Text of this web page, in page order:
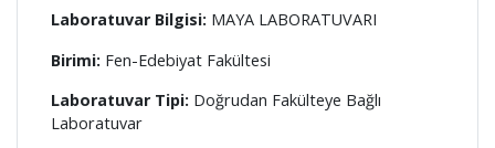
Laboratuvar Bilgisi: MAYA LABORATUVARI
Birimi: Fen-Edebiyat Fakültesi
Laboratuvar Tipi: Doğrudan Fakülteye Bağlı
Laboratuvar